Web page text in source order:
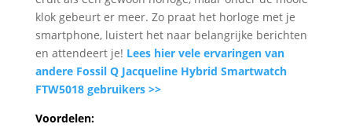
klok gebeurt er meer. Zo praat het horloge met je
smartphone, luistert het naar belangrijke berichten
en attendeert je! Lees hier vele ervaringen van
andere Fossil Q Jacqueline Hybrid Smartwatch
FTW5018 gebruikers >>
Voordelen: